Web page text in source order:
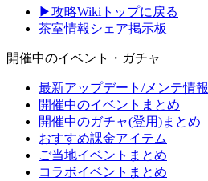
▶攻略Wikiトップに戻る
茶室情報シェア掲示板
開催中のイベント・ガチャ
最新アップデート/メンテ情報
開催中のイベントまとめ
開催中のガチャ(登用)まとめ
おすすめ課金アイテム
ご当地イベントまとめ
コラボイベントまとめ